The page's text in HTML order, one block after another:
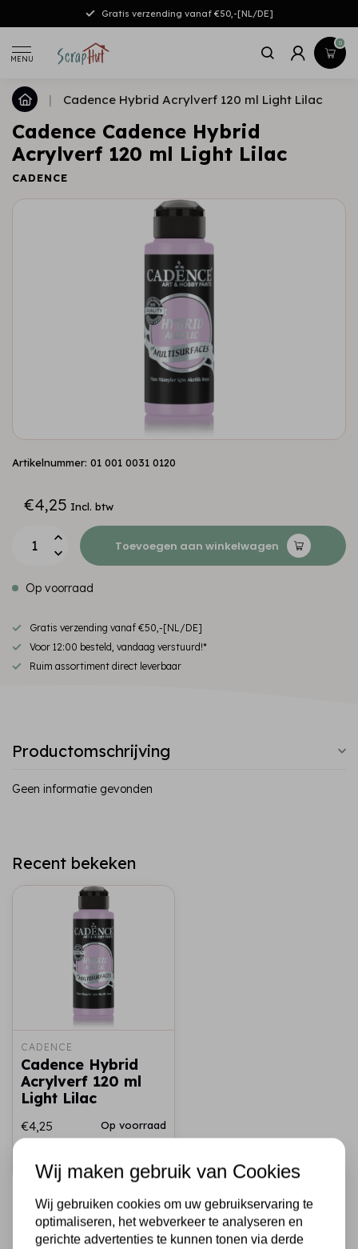
Gratis verzending vanaf €50,-[NL/DE]
MENU
0
| Cadence Hybrid Acrylverf 120 ml Light Lilac
Cadence Cadence Hybrid
Acrylverf 120 ml Light Lilac
CADENCE
Artikelnummer: 01 001 0031 0120
€4,25 Incl. btw
Toevoegen aan winkelwagen
Op voorraad
Gratis verzending vanaf €50,-[NL/DE]
Voor 12:00 besteld, vandaag verstuurd!*
Ruim assortiment direct leverbaar
Productomschrijving
Geen informatie gevonden
Recent bekeken
CADENCE
Cadence Hybrid
Acrylverf 120 ml
Light Lilac
€4,25 Op voorraad
Wij maken gebruik van Cookies
Wij gebruiken cookies om uw gebruikservaring te
optimaliseren, het webverkeer te analyseren en
gerichte advertenties te kunnen tonen via derde